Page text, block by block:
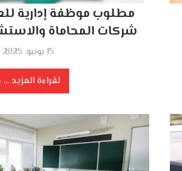
مطلوب موظفة إدارية
شركات المحاماة
15 يونيو، 2025
لقراءة المزيد ...